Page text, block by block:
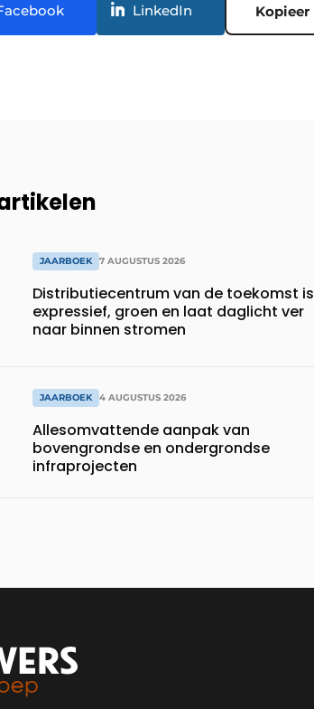
LinkedIn Kopieer
JAARBOEK 7 AUGUSTUS 2026
Distributiecentrum van de toekomst is
expressief, groen en laat daglicht ver
naar binnen stromen
JAARBOEK 4 AUGUSTUS 2026
Allesomvattende aanpak van
bovengrondse en ondergrondse
infraprojecten